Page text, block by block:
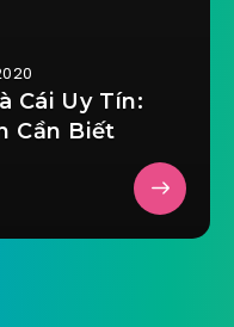
Cái Uy Tín:
Cần Biết